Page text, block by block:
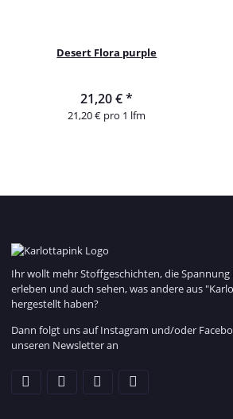
Desert Flora purple
21,20 €*
21,20 € pro 1 lfm
Ihr wollt mehr Stoffgeschichten, die
erleben und auch sehen, was andere aus
hergestellt haben?
Dann folgt uns auf Instagram und/oder
unseren Newsletter an